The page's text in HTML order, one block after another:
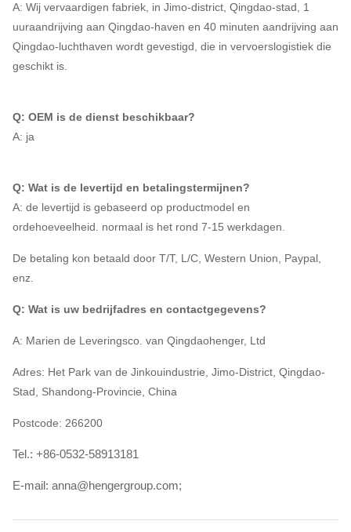
A: Wij vervaardigen fabriek, in Jimo-district, Qingdao-stad, 1
uuraandrijving aan Qingdao-haven en 40 minuten aandrijving aan
Qingdao-luchthaven wordt gevestigd, die in vervoerslogistiek die
geschikt is.
Q: OEM is de dienst beschikbaar?
A: ja
Q: Wat is de levertijd en betalingstermijnen?
A: de levertijd is gebaseerd op productmodel en
ordehoeveelheid. normaal is het rond 7-15 werkdagen.
De betaling kon betaald door T/T, L/C, Western Union, Paypal,
enz.
Q: Wat is uw bedrijfadres en contactgegevens?
A: Marien de Leveringsco. van Qingdaohenger, Ltd
Adres: Het Park van de Jinkouindustrie, Jimo-District, Qingdao-
Stad, Shandong-Provincie, China
Postcode: 266200
Tel.: +86-0532-58913181
E-mail: anna@hengergroup.com;